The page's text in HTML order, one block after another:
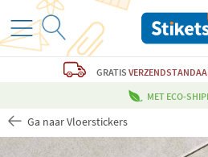
GRATIS
MET ECO-
Ga naar Vloerstickers